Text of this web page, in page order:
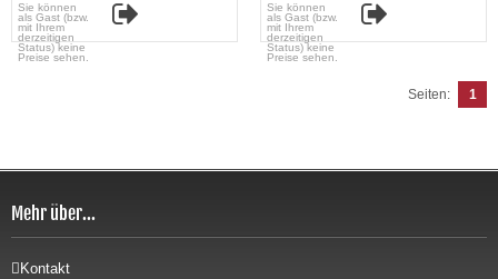
Sie können
als Gast (bzw.
mit Ihrem
derzeitigen
Status) keine
Preise sehen.
Sie können
als Gast (bzw.
mit Ihrem
derzeitigen
Status) keine
Preise sehen.
Seiten: 1
Mehr über...
Kontakt